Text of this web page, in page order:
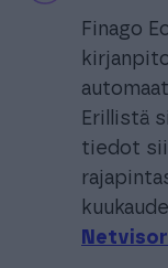
Finago
Erillistä
tiedot